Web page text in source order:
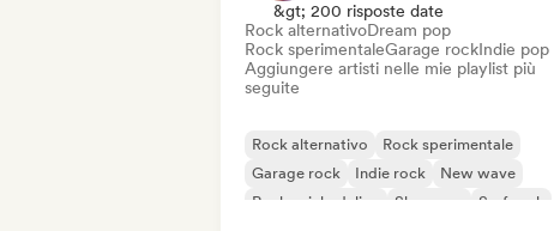
&gt; 200 risposte date
Rock alternativoDream pop
Rock sperimentaleGarage rockIndie pop
Aggiungere artisti nelle mie playlist più
seguite
Rock alternativo
Rock sperimentale
Garage rock
Indie rock
New wave
Rock psichedelico
Shoegaze Surf rock